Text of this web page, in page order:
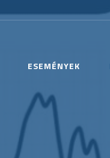
ESEMÉNYEK